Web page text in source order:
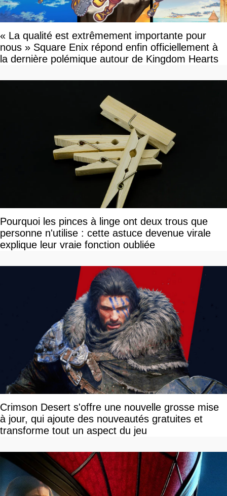
« La qualité est extrêmement importante pour
nous » Square Enix répond enfin officiellement à
la dernière polémique autour de Kingdom Hearts
Pourquoi les pinces à linge ont deux trous que
personne n'utilise : cette astuce devenue virale
explique leur vraie fonction oubliée
Crimson Desert s'offre une nouvelle grosse mise
à jour, qui ajoute des nouveautés gratuites et
transforme tout un aspect du jeu